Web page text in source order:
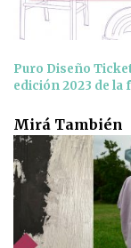
Puro Diseño
edición 2023 de la
Mirá También